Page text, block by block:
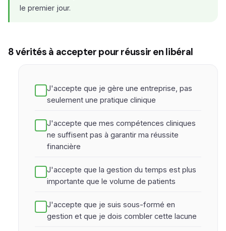
le premier jour.
8 vérités à accepter pour réussir en libéral
J'accepte que je gère une entreprise, pas
seulement une pratique clinique
J'accepte que mes compétences cliniques
ne suffisent pas à garantir ma réussite
financière
J'accepte que la gestion du temps est plus
importante que le volume de patients
J'accepte que je suis sous-formé en
gestion et que je dois combler cette lacune